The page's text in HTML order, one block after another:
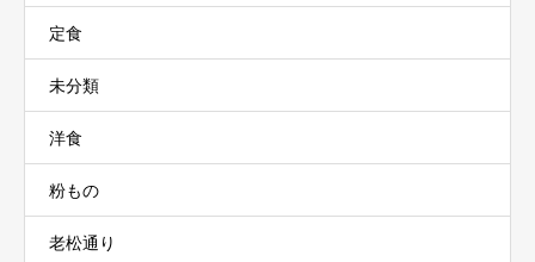
定食
未分類
洋食
粉もの
老松通り